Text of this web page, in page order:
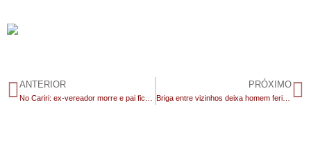
ANTERIOR
No Cariri: ex-vereador morre e pai fica gravemente ferido durante tentativa de assalto
PRÓXIMO
Briga entre vizinhos deixa homem ferido na cidade de Sumé